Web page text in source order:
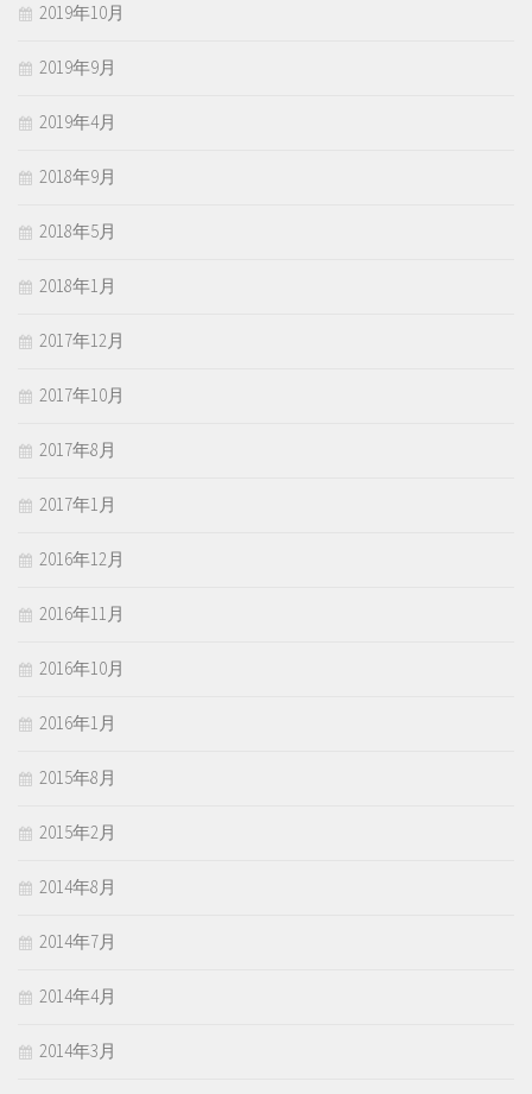
2019年10月
2019年9月
2019年4月
2018年9月
2018年5月
2018年1月
2017年12月
2017年10月
2017年8月
2017年1月
2016年12月
2016年11月
2016年10月
2016年1月
2015年8月
2015年2月
2014年8月
2014年7月
2014年4月
2014年3月